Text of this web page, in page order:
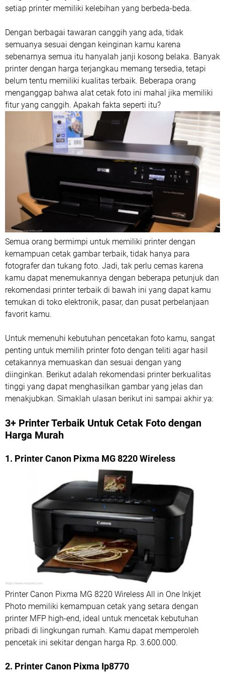
setiap printer memiliki kelebihan yang berbeda-beda.
Dengan berbagai tawaran canggih yang ada, tidak
semuanya sesuai dengan keinginan kamu karena
sebenarnya semua itu hanyalah janji kosong belaka. Banyak
printer dengan harga terjangkau memang tersedia, tetapi
belum tentu memiliki kualitas terbaik. Beberapa orang
menganggap bahwa alat cetak foto ini mahal jika memiliki
fitur yang canggih. Apakah fakta seperti itu?
Semua orang bermimpi untuk memiliki printer dengan
kemampuan cetak gambar terbaik, tidak hanya para
fotografer dan tukang foto. Jadi, tak perlu cemas karena
kamu dapat menemukannya dengan beberapa petunjuk dan
rekomendasi printer terbaik di bawah ini yang dapat kamu
temukan di toko elektronik, pasar, dan pusat perbelanjaan
favorit kamu.
Untuk memenuhi kebutuhan pencetakan foto kamu, sangat
penting untuk memilih printer foto dengan teliti agar hasil
cetakannya memuaskan dan sesuai dengan yang
diinginkan. Berikut adalah rekomendasi printer berkualitas
tinggi yang dapat menghasilkan gambar yang jelas dan
menakjubkan. Simaklah ulasan berikut ini sampai akhir ya:
3+ Printer Terbaik Untuk Cetak Foto dengan
Harga Murah
1. Printer Canon Pixma MG 8220 Wireless
Printer Canon Pixma MG 8220 Wireless All in One Inkjet
Photo memiliki kemampuan cetak yang setara dengan
printer MFP high-end, ideal untuk mencetak kebutuhan
pribadi di lingkungan rumah. Kamu dapat memperoleh
pencetak ini sekitar dengan harga Rp. 3.600.000.
2. Printer Canon Pixma Ip8770